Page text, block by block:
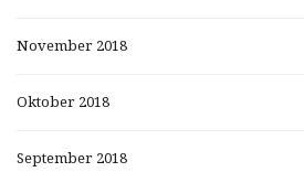
November 2018
Oktober 2018
September 2018